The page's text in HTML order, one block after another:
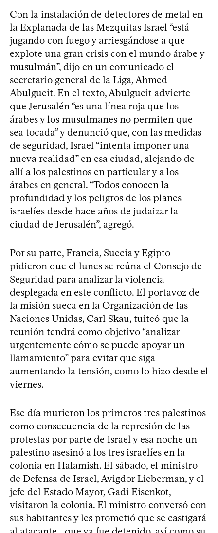
Con la instalación de detectores de metal en
la Explanada de las Mezquitas Israel “está
jugando con fuego y arriesgándose a que
explote una gran crisis con el mundo árabe y
musulmán”, dijo en un comunicado el
secretario general de la Liga, Ahmed
Abulgueit. En el texto, Abulgueit advierte
que Jerusalén “es una línea roja que los
árabes y los musulmanes no permiten que
sea tocada” y denunció que, con las medidas
de seguridad, Israel “intenta imponer una
nueva realidad” en esa ciudad, alejando de
allí a los palestinos en particular y a los
árabes en general. “Todos conocen la
profundidad y los peligros de los planes
israelíes desde hace años de judaizar la
ciudad de Jerusalén”, agregó.
Por su parte, Francia, Suecia y Egipto
pidieron que el lunes se reúna el Consejo de
Seguridad para analizar la violencia
desplegada en este conflicto. El portavoz de
la misión sueca en la Organización de las
Naciones Unidas, Carl Skau, tuiteó que la
reunión tendrá como objetivo “analizar
urgentemente cómo se puede apoyar un
llamamiento” para evitar que siga
aumentando la tensión, como lo hizo desde el
viernes.
Ese día murieron los primeros tres palestinos
como consecuencia de la represión de las
protestas por parte de Israel y esa noche un
palestino asesinó a los tres israelíes en la
colonia en Halamish. El sábado, el ministro
de Defensa de Israel, Avigdor Lieberman, y el
jefe del Estado Mayor, Gadi Eisenkot,
visitaron la colonia. El ministro conversó con
sus habitantes y les prometió que se castigará